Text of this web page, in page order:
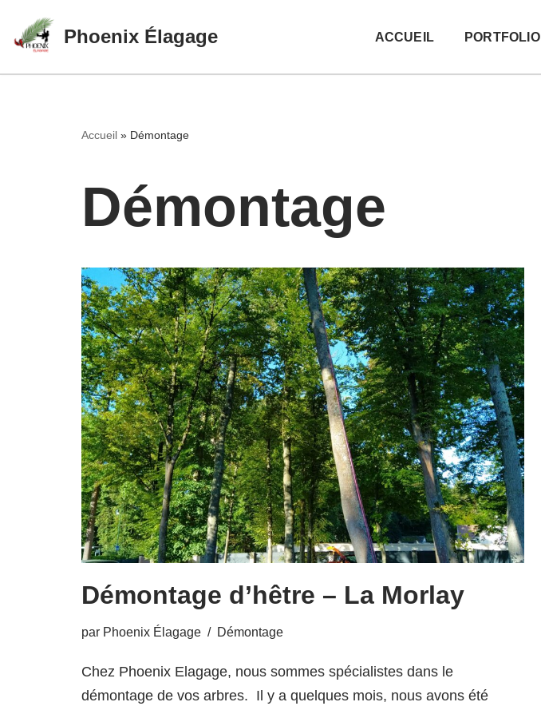
Aller
au
Phoenix Élagage ACCUEIL PORTFOLIO
Accueil » Démontage
Démontage
Démontage d’hêtre – La Morlay
par Phoenix Élagage Démontage
Chez Phoenix Elagage, nous sommes spécialistes dans le
démontage de vos arbres. Il y a quelques mois, nous avons été